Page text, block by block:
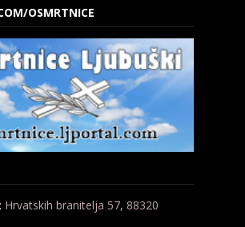
OSMRTNICE
Hrvatskih branitelja 57, 88320